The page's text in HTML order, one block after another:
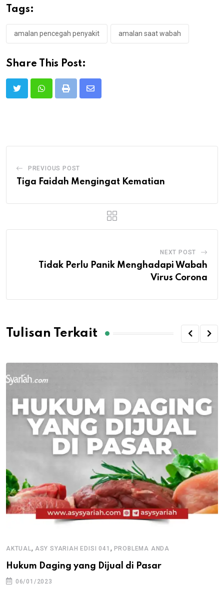
Tags:
amalan pencegah penyakit amalan saat wabah
Share This Post:
Print
Share
PREVIOUS POST
Tiga Faidah Mengingat Kematian
NEXT POST
Tidak Perlu Panik Menghadapi Wabah
Virus Corona
Tulisan Terkait
AKTUAL , ASY SYARIAH EDISI 041 , PROBLEMA ANDA
Hukum Daging yang Dijual di Pasar
06/01/2023